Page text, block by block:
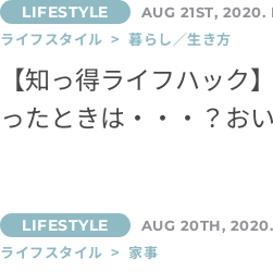
AUG 21ST, 2020.
ライフスタイル > 暮らし／生き方
【知っ得ライフハック
ったときは・・・？お
AUG 20TH,
ライフスタイル > 家事